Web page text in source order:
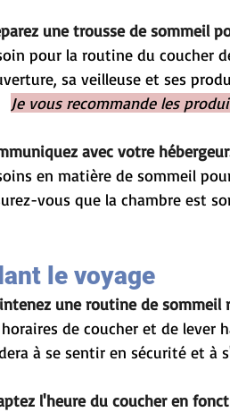
une trousse de sommeil
pour la routine du coucher
sa veilleuse et ses
Je vous recommande les
avec votre
en matière de sommeil
vous que la chambre est
le voyage
une routine de sommeil
de coucher et de lever
à se sentir en sécurité et à
l'heure du coucher en